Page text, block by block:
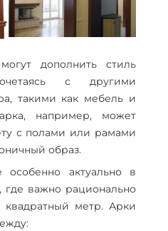
дополнить стиль
с другими
такими как мебель и
например, может
с полами или рамами
образ.
особенно актуально в
где важно рационально
квадратный метр. Арки